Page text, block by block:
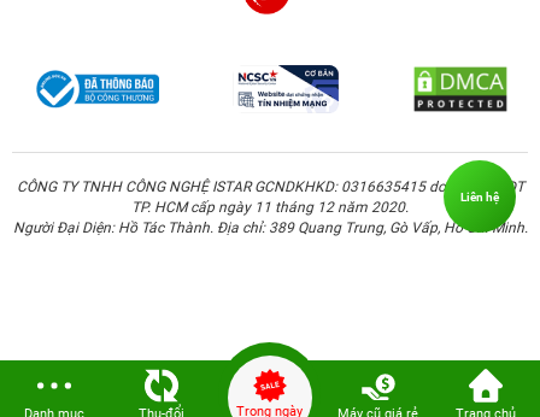
CÔNG TY TNHH CÔNG NGHỆ ISTAR GCNDKHKD: 0316635415 do Sở KH & ĐT
TP. HCM cấp ngày 11 tháng 12 năm 2020.
Người Đại Diện: Hồ Tác Thành. Địa chỉ: 389 Quang Trung, Gò Vấp, Hồ Chí Minh.
Trong ngày
Liên hệ